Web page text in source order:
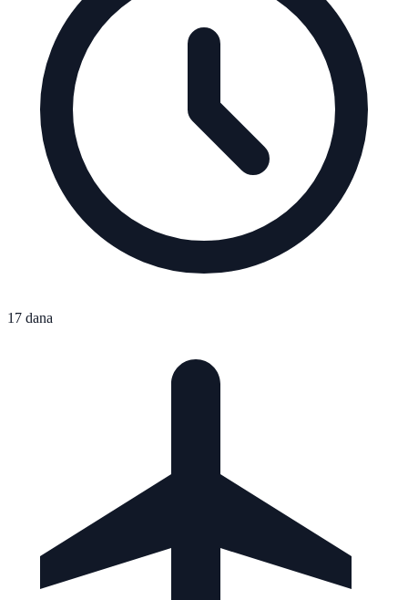
17 dana